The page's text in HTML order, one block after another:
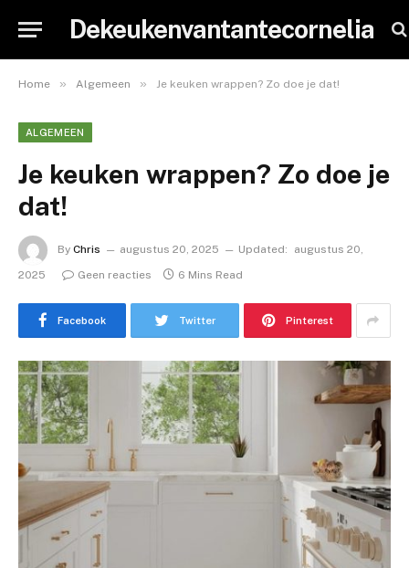
Dekeukenvantantecornelia
Home » Algemeen » Je keuken wrappen? Zo doe je dat!
ALGEMEEN
Je keuken wrappen? Zo doe je
dat!
By Chris augustus 20, 2025 Updated:
augustus 20,
2025
Geen reacties 6 Mins Read
Facebook Twitter Pinterest